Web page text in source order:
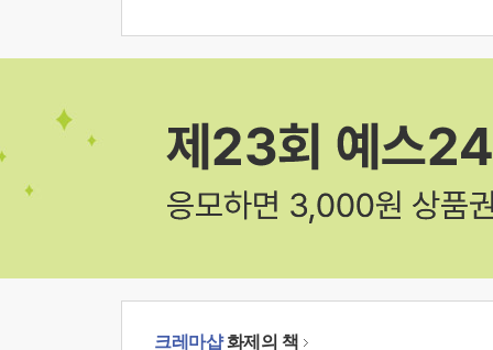
크레마샵화제의 책